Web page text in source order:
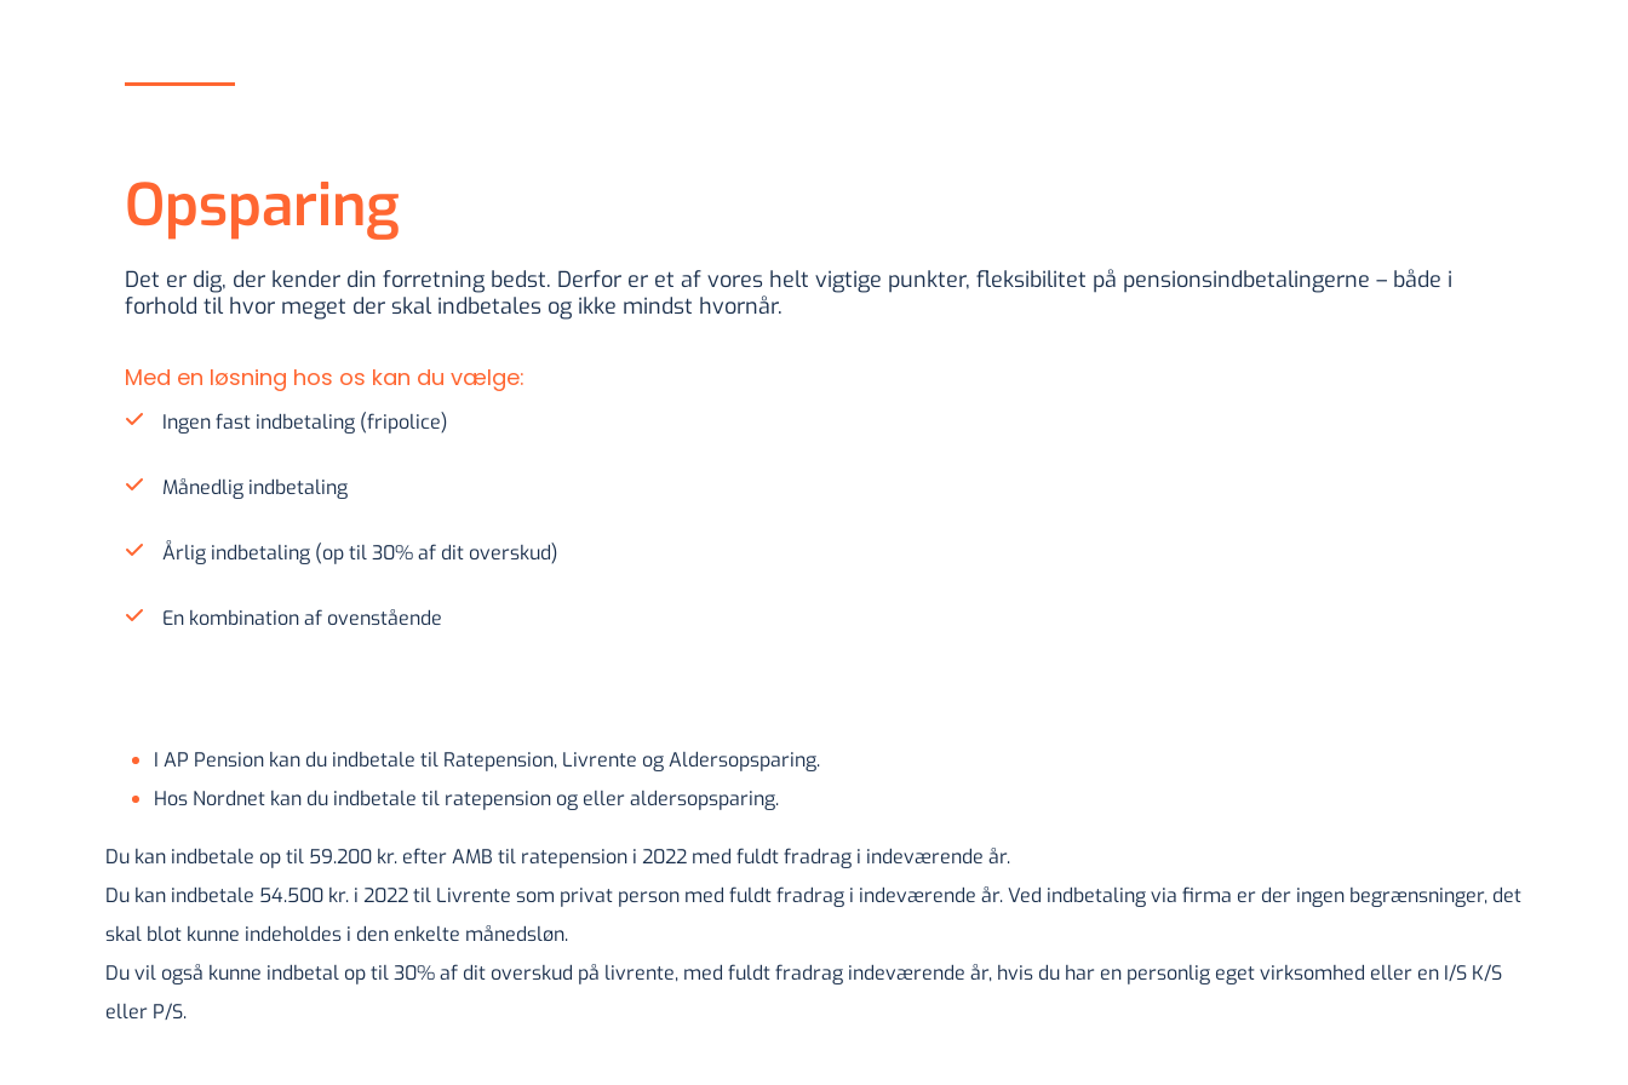
Opsparing
Det er dig, der kender din forretning bedst. Derfor er et af vores helt vigtige punkter, fleksibilitet på pensionsindbetalingerne – både i
forhold til hvor meget der skal indbetales og ikke mindst hvornår.
Med en løsning hos os kan du vælge:
Ingen fast indbetaling (fripolice)
Månedlig indbetaling
Årlig indbetaling (op til 30% af dit overskud)
En kombination af ovenstående
I AP Pension kan du indbetale til Ratepension, Livrente og Aldersopsparing.
Hos Nordnet kan du indbetale til ratepension og eller aldersopsparing.
Du kan indbetale op til 59.200 kr. efter AMB til ratepension i 2022 med fuldt fradrag i indeværende år.
Du kan indbetale 54.500 kr. i 2022 til Livrente som privat person med fuldt fradrag i indeværende år. Ved indbetaling via firma er der ingen begrænsninger, det
skal blot kunne indeholdes i den enkelte månedsløn.
Du vil også kunne indbetal op til 30% af dit overskud på livrente, med fuldt fradrag indeværende år, hvis du har en personlig eget virksomhed eller en I/S K/S
eller P/S.